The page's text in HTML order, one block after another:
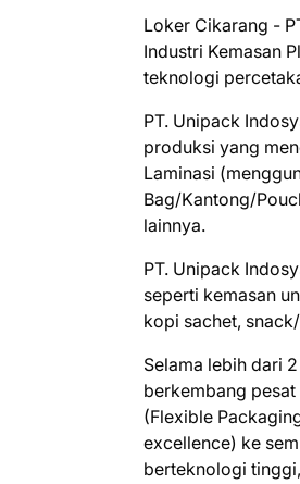
Loker Cikarang -
Industri Kemasan
teknologi
PT. Unipack
produksi yang
Laminasi
Bag/Kantong/
lainnya.
PT. Unipack
seperti kemasan
kopi sachet,
Selama lebih dari
berkembang pesat
(Flexible
excellence) ke
berteknologi